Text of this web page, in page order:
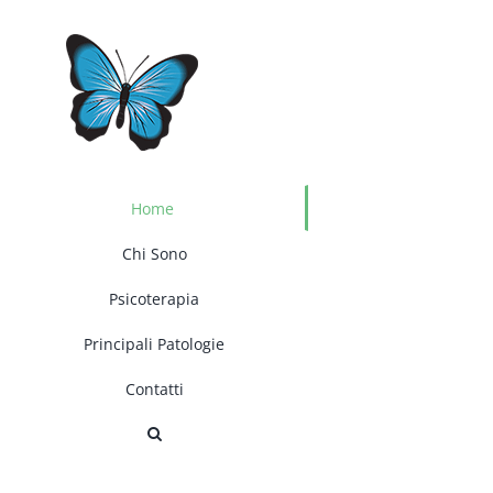
contenuto
Home
Chi Sono
Psicoterapia
Principali Patologie
Contatti